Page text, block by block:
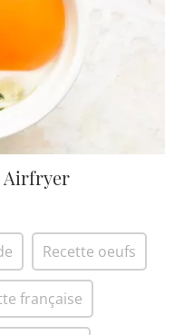
Airfryer
Recette oeufs
française